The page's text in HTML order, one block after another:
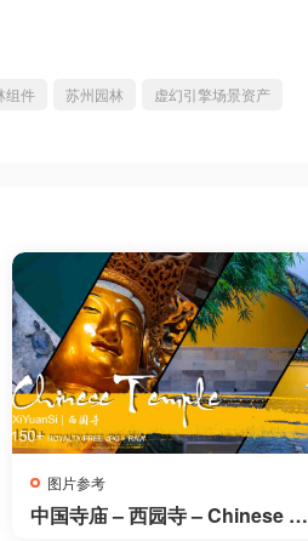
组件 苏州园林 虚幻引擎场景资产
图片参考
中国寺庙 – 西园寺 – Chinese Te